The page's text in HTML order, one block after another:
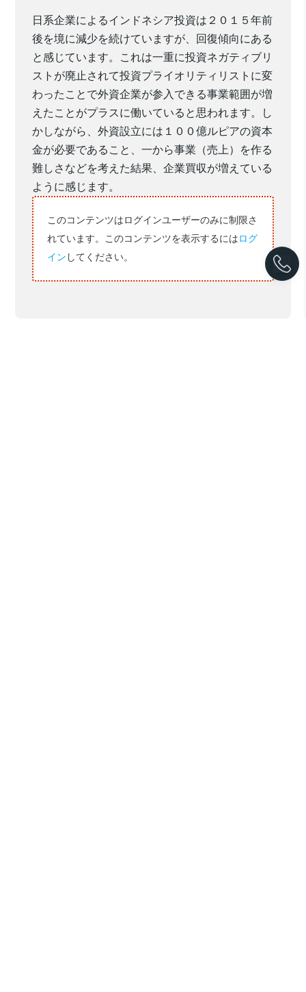
日系企業によるインドネシア投資は２０１５年前
後を境に減少を続けていますが、回復傾向にある
と感じています。これは一重に投資ネガティブリ
ストが廃止されて投資プライオリティリストに変
わったことで外資企業が参入できる事業範囲が増
えたことがプラスに働いていると思われます。し
かしながら、外資設立には１００億ルピアの資本
金が必要であること、一から事業（売上）を作る
難しさなどを考えた結果、企業買収が増えている
ように感じます。
このコンテンツはログインユーザーのみに制限さ
れています。このコンテンツを表示するにはログ
イン してください。